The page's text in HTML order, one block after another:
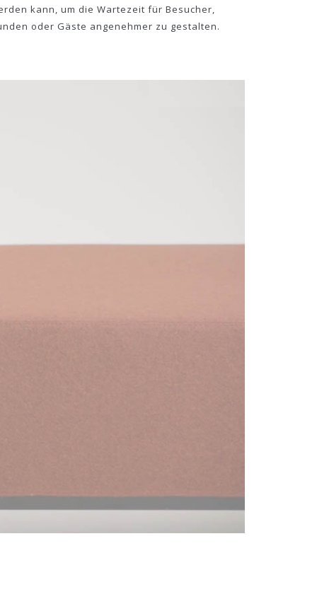
kann, um die Wartezeit für Besucher,
oder Gäste angenehmer zu gestalten.